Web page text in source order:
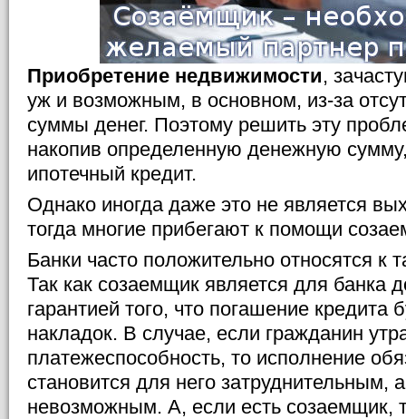
Приобретение недвижимости,
уж и возможным, в основном, из-за
суммы денег. Поэтому решить эту
накопив определенную денежную
ипотечный кредит.
Однако иногда даже это не является
тогда многие прибегают к помощи
Банки часто положительно относятся к
Так как созаемщик является для банка
гарантией того, что погашение кредита
накладок. В случае, если гражданин
платежеспособность, то исполнение
становится для него затруднительным,
невозможным. А, если есть созаемщик,